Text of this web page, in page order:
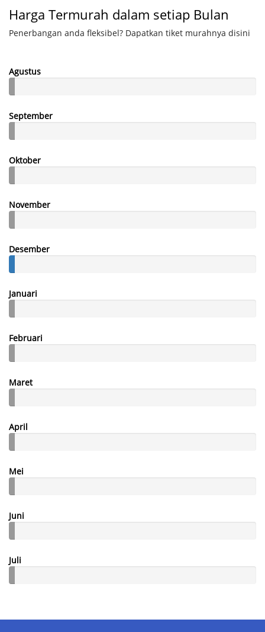
Harga Termurah dalam setiap Bulan
Penerbangan anda fleksibel? Dapatkan tiket murahnya disini
Agustus
September
Oktober
November
Desember
Januari
Februari
Maret
April
Mei
Juni
Juli